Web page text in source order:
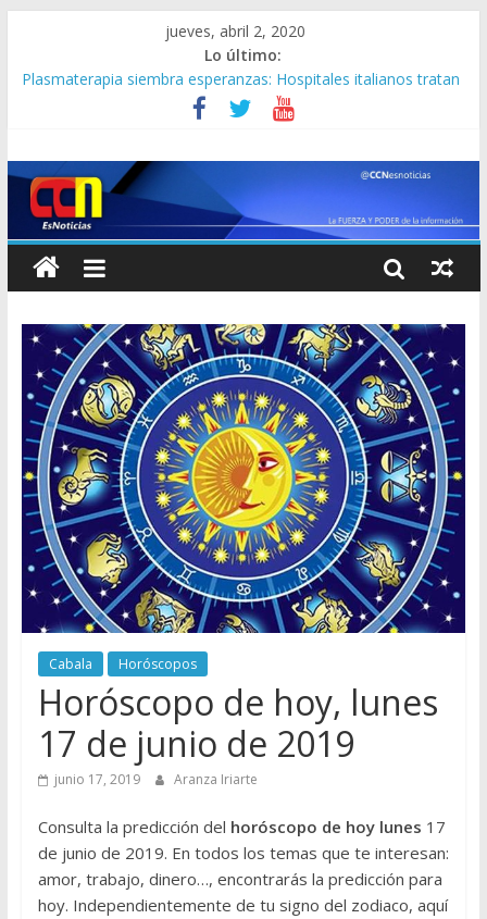
jueves, abril 2, 2020
Lo último:
Plasmaterapia siembra esperanzas: Hospitales italianos tratan
el coronavirus con la sangre de pacientes curados
¡CANDELA! Carlos Vecchio revela qué pasará en Venezuela “si
Exdirectora del Hospital Central de Barquisimeto, Lyll Montes,
murió en Ecuador: atendía pacientes con coronavirus y se
contagió
Maduro podría presentarse a la reelección si acepta la
“transición democrática”, aclara EEUU
“DANDO Y DANDO” EEUU levantará sanciones a la rusa
Cabala Horóscopos
Horóscopo de hoy, lunes
17 de junio de 2019
junio 17, 2019 Aranza Iriarte
Consulta la predicción del horóscopo de hoy lunes 17
de junio de 2019. En todos los temas que te interesan:
amor, trabajo, dinero…, encontrarás la predicción para
hoy. Independientemente de tu signo del zodiaco, aquí